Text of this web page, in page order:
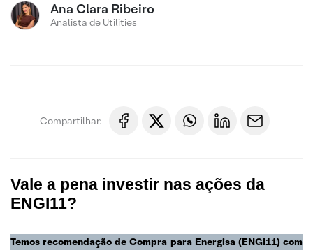
Ana Clara Ribeiro
Analista de Utilities
Compartilhar:
Vale a pena investir nas ações da
ENGI11?
Temos recomendação de Compra para Energisa (ENGI11) com